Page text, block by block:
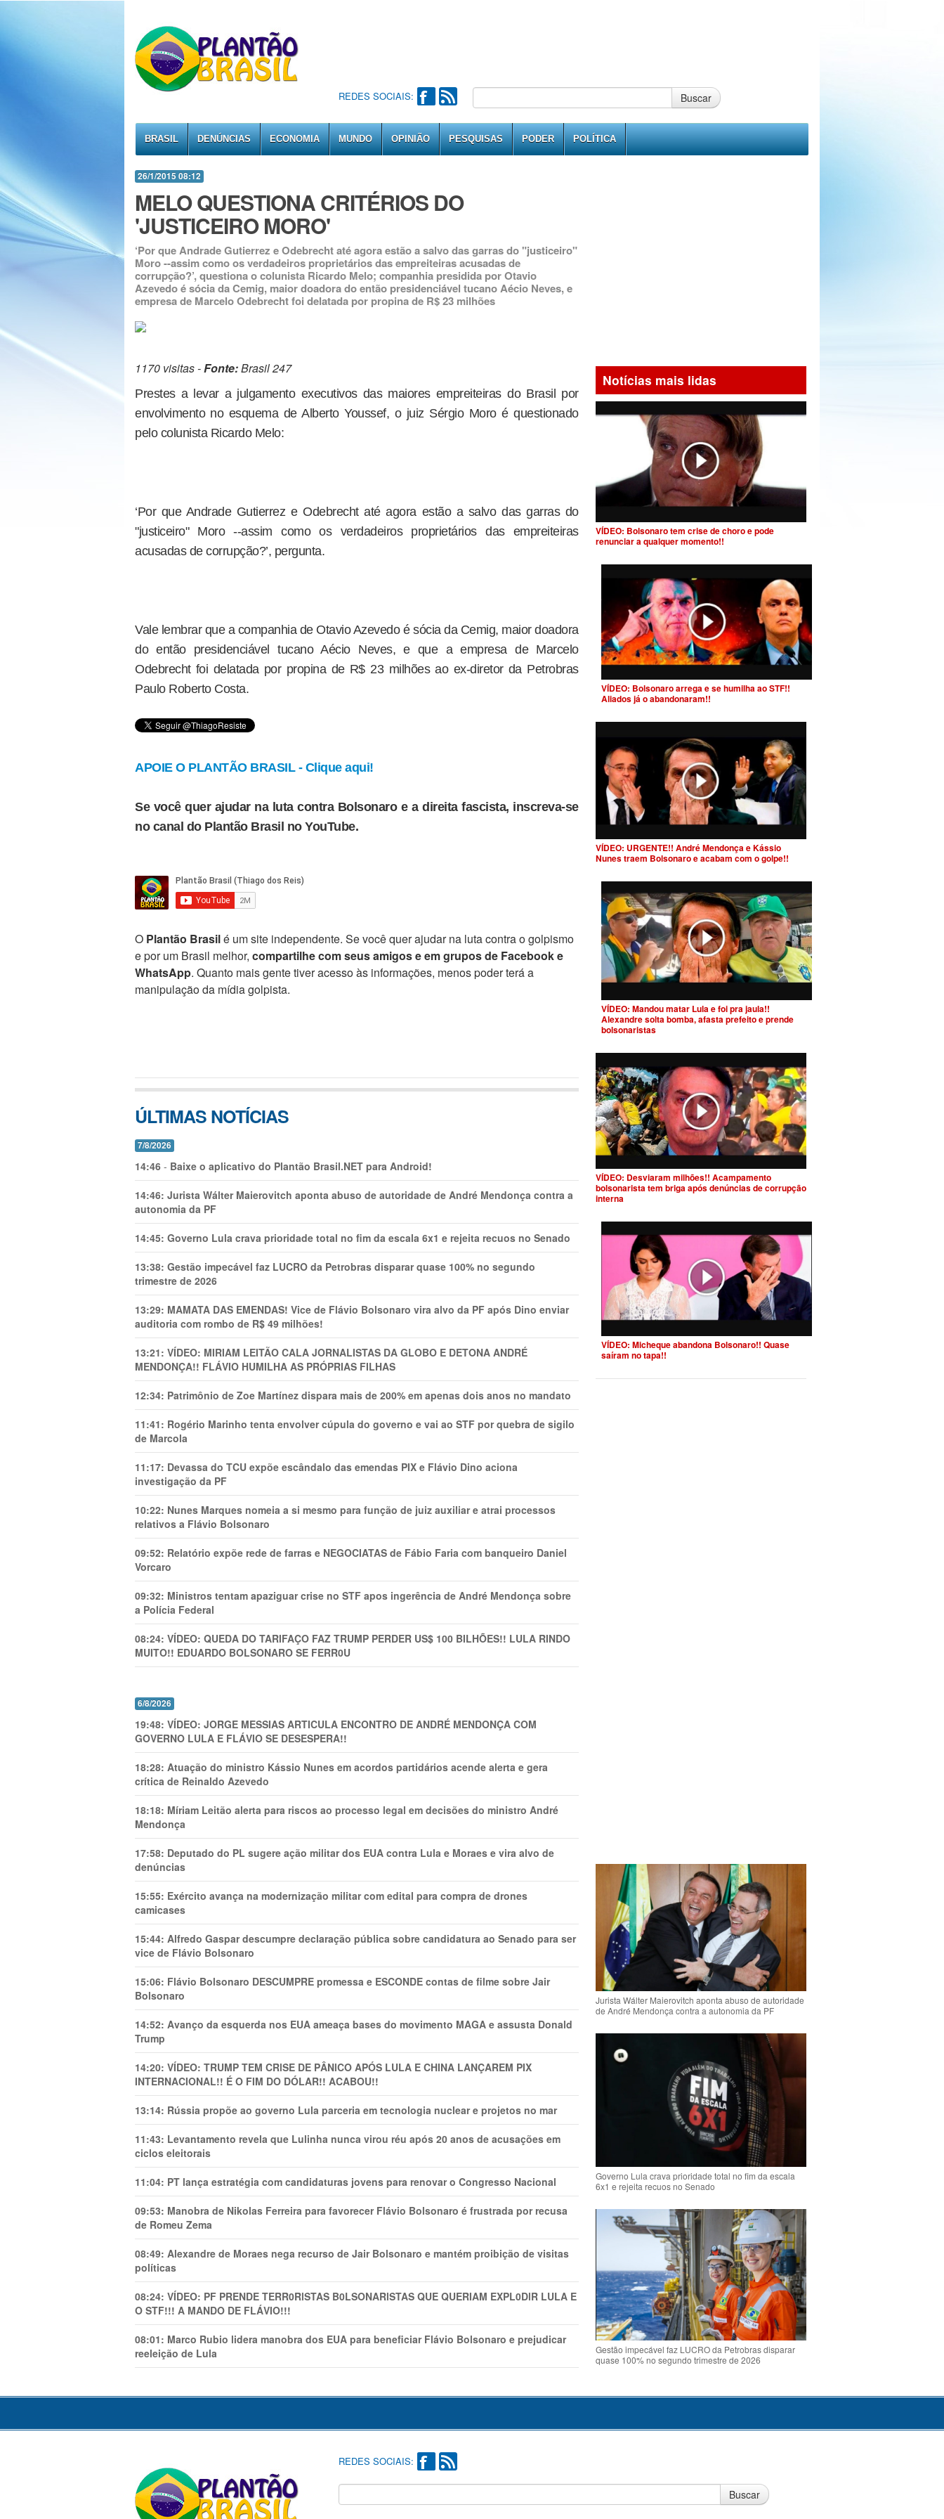
REDES SOCIAIS: Buscar
BRASIL DENÚNCIAS ECONOMIA MUNDO OPINIÃO PESQUISAS PODER POLÍTICA
26/1/2015 08:12
MELO QUESTIONA CRITÉRIOS DO
'JUSTICEIRO MORO'
‘Por que Andrade Gutierrez e Odebrecht até agora estão a salvo das garras do "justiceiro"
Moro --assim como os verdadeiros proprietários das empreiteiras acusadas de
corrupção?’, questiona o colunista Ricardo Melo; companhia presidida por Otavio
Azevedo é sócia da Cemig, maior doadora do então presidenciável tucano Aécio Neves, e
empresa de Marcelo Odebrecht foi delatada por propina de R$ 23 milhões
1170 visitas -Fonte:Brasil 247
Prestes a levar a julgamento executivos das maiores empreiteiras do Brasil por
envolvimento no esquema de Alberto Youssef, o juiz Sérgio Moro é questionado
pelo colunista Ricardo Melo:
‘Por que Andrade Gutierrez e Odebrecht até agora estão a salvo das garras do
"justiceiro" Moro --assim como os verdadeiros proprietários das empreiteiras
acusadas de corrupção?’, pergunta.
Vale lembrar que a companhia de Otavio Azevedo é sócia da Cemig, maior doadora
do então presidenciável tucano Aécio Neves, e que a empresa de Marcelo
Odebrecht foi delatada por propina de R$ 23 milhões ao ex-diretor da Petrobras
Paulo Roberto Costa.
APOIE O PLANTÃO BRASIL - Clique aqui!
Se você quer ajudar na luta contra Bolsonaro e a direita fascista, inscreva-se
no canal do Plantão Brasil no YouTube.
O Plantão Brasilé um site independente. Se você quer ajudar na luta contra o golpismo
e por um Brasil melhor, compartilhe com seus amigos e em grupos de Facebook e
WhatsApp. Quanto mais gente tiver acesso às informações, menos poder terá a
manipulação da mídia golpista.
ÚLTIMAS NOTÍCIAS
7/8/2026
14:46 - Baixe o aplicativo do Plantão Brasil.NET para Android!
14:46: Jurista Wálter Maierovitch aponta abuso de autoridade de André Mendonça contra a
autonomia da PF
14:45: Governo Lula crava prioridade total no fim da escala 6x1 e rejeita recuos no Senado
13:38: Gestão impecável faz LUCRO da Petrobras disparar quase 100% no segundo
trimestre de 2026
13:29: MAMATA DAS EMENDAS! Vice de Flávio Bolsonaro vira alvo da PF após Dino enviar
auditoria com rombo de R$ 49 milhões!
13:21: VÍDEO: MIRIAM LEITÃO CALA JORNALISTAS DA GLOBO E DETONA ANDRÉ
MENDONÇA!! FLÁVIO HUMILHA AS PRÓPRIAS FILHAS
12:34: Patrimônio de Zoe Martínez dispara mais de 200% em apenas dois anos no mandato
11:41: Rogério Marinho tenta envolver cúpula do governo e vai ao STF por quebra de sigilo
de Marcola
11:17: Devassa do TCU expõe escândalo das emendas PIX e Flávio Dino aciona
investigação da PF
10:22: Nunes Marques nomeia a si mesmo para função de juiz auxiliar e atrai processos
relativos a Flávio Bolsonaro
09:52: Relatório expõe rede de farras e NEGOCIATAS de Fábio Faria com banqueiro Daniel
Vorcaro
09:32: Ministros tentam apaziguar crise no STF apos ingerência de André Mendonça sobre
a Polícia Federal
08:24: VÍDEO: QUEDA DO TARIFAÇO FAZ TRUMP PERDER US$ 100 BILHÕES!! LULA RINDO
MUITO!! EDUARDO BOLSONARO SE FERR0U
6/8/2026
19:48: VÍDEO: JORGE MESSIAS ARTICULA ENCONTRO DE ANDRÉ MENDONÇA COM
GOVERNO LULA E FLÁVIO SE DESESPERA!!
18:28: Atuação do ministro Kássio Nunes em acordos partidários acende alerta e gera
crítica de Reinaldo Azevedo
18:18: Míriam Leitão alerta para riscos ao processo legal em decisões do ministro André
Mendonça
17:58: Deputado do PL sugere ação militar dos EUA contra Lula e Moraes e vira alvo de
denúncias
15:55: Exército avança na modernização militar com edital para compra de drones
camicases
15:44: Alfredo Gaspar descumpre declaração pública sobre candidatura ao Senado para ser
vice de Flávio Bolsonaro
15:06: Flávio Bolsonaro DESCUMPRE promessa e ESCONDE contas de filme sobre Jair
Bolsonaro
14:52: Avanço da esquerda nos EUA ameaça bases do movimento MAGA e assusta Donald
Trump
14:20: VÍDEO: TRUMP TEM CRlSE DE PÂNlCO APÓS LULA E CHINA LANÇAREM PIX
INTERNACIONAL!! É O FIM DO DÓLAR!! ACABOU!!
13:14: Rússia propõe ao governo Lula parceria em tecnologia nuclear e projetos no mar
11:43: Levantamento revela que Lulinha nunca virou réu após 20 anos de acusações em
ciclos eleitorais
11:04: PT lança estratégia com candidaturas jovens para renovar o Congresso Nacional
09:53: Manobra de Nikolas Ferreira para favorecer Flávio Bolsonaro é frustrada por recusa
de Romeu Zema
08:49: Alexandre de Moraes nega recurso de Jair Bolsonaro e mantém proibição de visitas
políticas
08:24: VÍDEO: PF PRENDE TERR0RlSTAS B0LSONARlSTAS QUE QUERIAM EXPL0DlR LULA E
O STF!!! A MANDO DE FLÁVIO!!!
08:01: Marco Rubio lidera manobra dos EUA para beneficiar Flávio Bolsonaro e prejudicar
reeleição de Lula
Notícias mais lidas
VÍDEO: Bolsonaro tem crise de choro e pode
renunciar a qualquer momento!!
VÍDEO: Bolsonaro arrega e se humilha ao STF!!
Aliados já o abandonaram!!
VÍDEO: URGENTE!! André Mendonça e Kássio
Nunes traem Bolsonaro e acabam com o golpe!!
VÍDEO: Mandou matar Lula e foi pra jaula!!
Alexandre solta bomba, afasta prefeito e prende
bolsonaristas
VÍDEO: Desviaram milhões!! Acampamento
bolsonarista tem briga após denúncias de corrupção
interna
VÍDEO: Micheque abandona Bolsonaro!! Quase
saíram no tapa!!
Jurista Wálter Maierovitch aponta abuso de autoridade
de André Mendonça contra a autonomia da PF
Governo Lula crava prioridade total no fim da escala
6x1 e rejeita recuos no Senado
Gestão impecável faz LUCRO da Petrobras disparar
quase 100% no segundo trimestre de 2026
REDES SOCIAIS:
Buscar